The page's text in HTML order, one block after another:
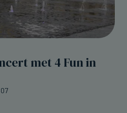
met 4 Fun in